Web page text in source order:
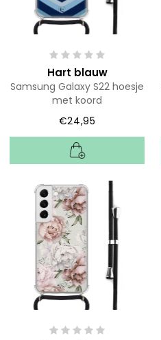
Hart blauw
Samsung Galaxy S22 hoesje
met koord
€24,95